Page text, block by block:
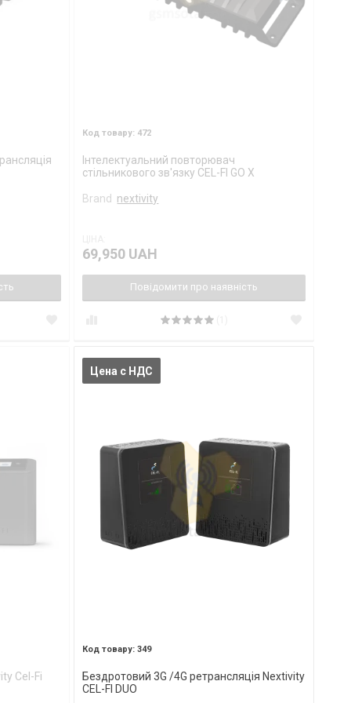
472
Інтелектуальний повторювач
стільникового зв'язку CEL-FI GO X
Brand nextivity
69,950 UAH
Повідомити про наявність
Cel-Fi
Цена с НДС
349
Бездротовий 3G /4G ретрансляція Nextivity
CEL-FI DUO